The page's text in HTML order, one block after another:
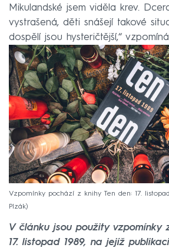
Mikulandské jsem viděla krev.
vystrašená, děti snášejí takové
dospělí jsou hysteričtější,“
Vzpomínky pochází z knihy Ten den: 17.
Plzák
V článku jsou použity vzpomínky
17. listopad 1989, na jejíž